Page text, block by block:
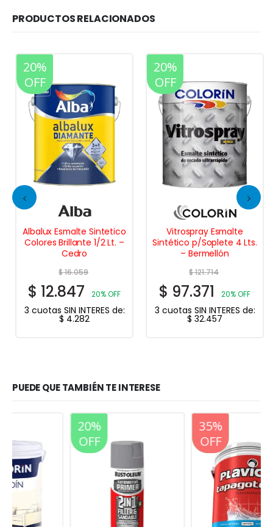
PRODUCTOS RELACIONADOS
20%
OFF
Albalux Esmalte Sintetico
Colores Brillante 1/2 Lt. –
Cedro
$16.059
$ 12.847 20% OFF
3 cuotas SIN INTERES de:
$ 4.282
20%
OFF
Vitrospray Esmalte
Sintético p/Soplete 4 Lts.
– Bermellón
$121.714
$ 97.371 20% OFF
3 cuotas SIN INTERES de:
$ 32.457
PUEDE QUE TAMBIÉN TE INTERESE
OFF